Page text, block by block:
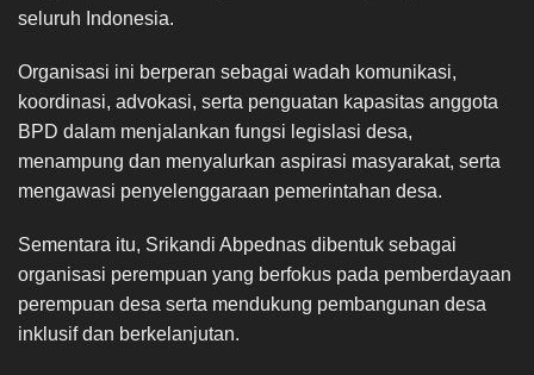
seluruh Indonesia.
Organisasi ini berperan sebagai wadah komunikasi,
koordinasi, advokasi, serta penguatan kapasitas anggota
BPD dalam menjalankan fungsi legislasi desa,
menampung dan menyalurkan aspirasi masyarakat, serta
mengawasi penyelenggaraan pemerintahan desa.
Sementara itu, Srikandi Abpednas dibentuk sebagai
organisasi perempuan yang berfokus pada pemberdayaan
perempuan desa serta mendukung pembangunan desa
inklusif dan berkelanjutan.